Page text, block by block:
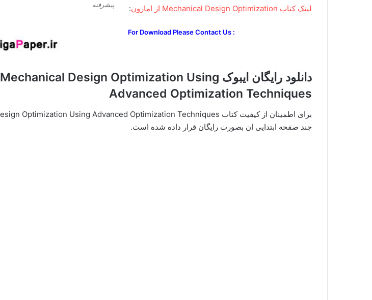
پیشرفته
لینک کتاب Mechanical Design Optimization از امازون :
For Download Please Contact Us :
دانلود رایگان ایبوک Mechanical Design Optimization Using
Advanced Optimization Techniques
چند صفحه ابتدایی ان بصورت رایگان قرار داده شده است.